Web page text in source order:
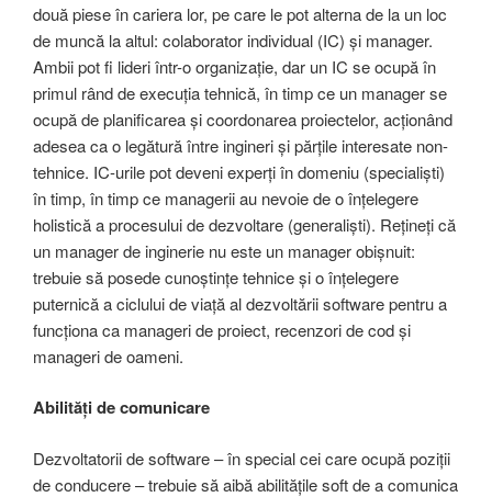
două piese în cariera lor, pe care le pot alterna de la un loc
de muncă la altul: colaborator individual (IC) și manager.
Ambii pot fi lideri într-o organizație, dar un IC se ocupă în
primul rând de execuția tehnică, în timp ce un manager se
ocupă de planificarea și coordonarea proiectelor, acționând
adesea ca o legătură între ingineri și părțile interesate non-
tehnice. IC-urile pot deveni experți în domeniu (specialiști)
în timp, în timp ce managerii au nevoie de o înțelegere
holistică a procesului de dezvoltare (generaliști). Rețineți că
un manager de inginerie nu este un manager obișnuit:
trebuie să posede cunoștințe tehnice și o înțelegere
puternică a ciclului de viață al dezvoltării software pentru a
funcționa ca manageri de proiect, recenzori de cod și
manageri de oameni.
Abilități de comunicare
Dezvoltatorii de software – în special cei care ocupă poziții
de conducere – trebuie să aibă abilitățile soft de a comunica